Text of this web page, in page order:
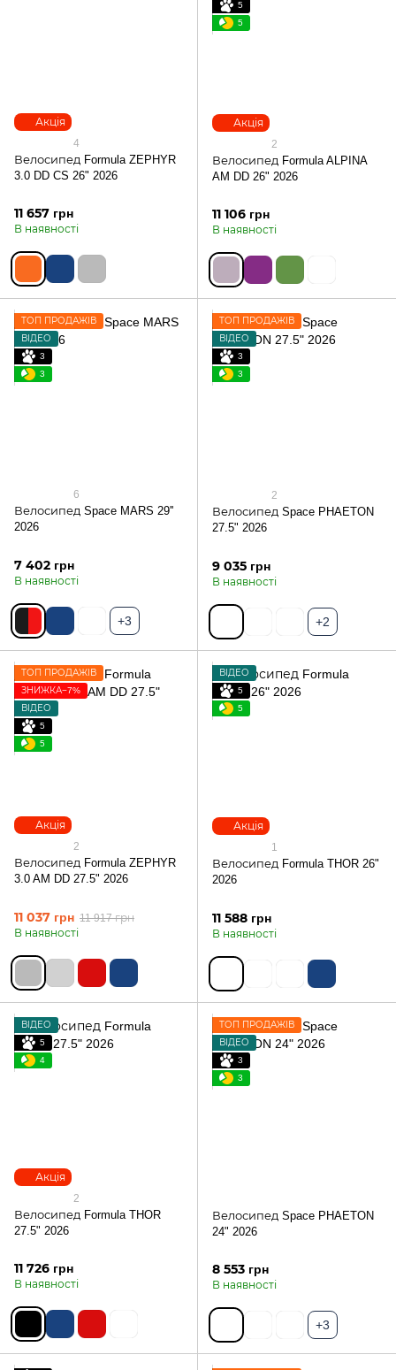
Акція
4
Велосипед Formula ZEPHYR
3.0 DD CS 26" 2026
11 657 грн
В наявності
Акція
5
5
2
Велосипед Formula ALPINA
AM DD 26" 2026
11 106 грн
В наявності
ТОП ПРОДАЖІВ
ВІДЕО
3
3
6
Велосипед Space MARS 29''
2026
7 402 грн
В наявності
+3
ТОП ПРОДАЖІВ
ВІДЕО
3
3
2
Велосипед Space PHAETON
27.5" 2026
9 035 грн
В наявності
+2
Акція
ТОП ПРОДАЖІВ
ЗНИЖКА−7%
ВІДЕО
5
5
2
Велосипед Formula ZEPHYR
3.0 AM DD 27.5" 2026
11 037 грн 11 917 грн
В наявності
Акція
ВІДЕО
5
5
1
Велосипед Formula THOR 26"
2026
11 588 грн
В наявності
Акція
ВІДЕО
5
4
2
Велосипед Formula THOR
27.5" 2026
11 726 грн
В наявності
ТОП ПРОДАЖІВ
ВІДЕО
3
3
Велосипед Space PHAETON
24" 2026
8 553 грн
В наявності
+3